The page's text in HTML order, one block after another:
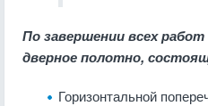
По завершении всех
дверное полотно,
Горизонтальной